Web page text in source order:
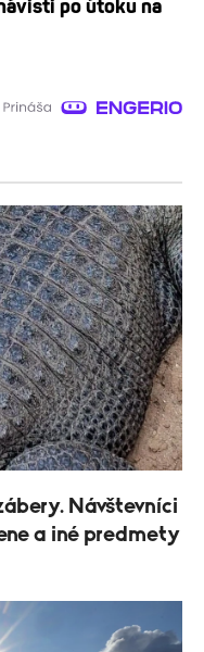
po útoku na
Návštevníci
a iné predmety